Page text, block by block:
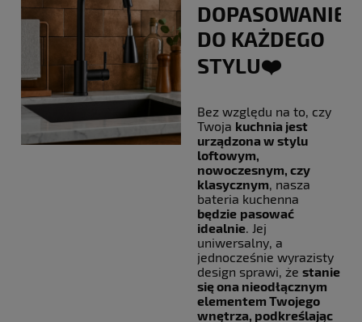
DOPASOWANIE
DO KAŻDEGO
STYLU❤️‍
Bez względu na to, czy
Twoja kuchnia jest
urządzona w stylu
loftowym,
nowoczesnym, czy
klasycznym , nasza
bateria kuchenna
będzie pasować
idealnie . Jej
uniwersalny, a
jednocześnie wyrazisty
design sprawi, że stanie
się ona nieodłącznym
elementem Twojego
wnętrza, podkreślając